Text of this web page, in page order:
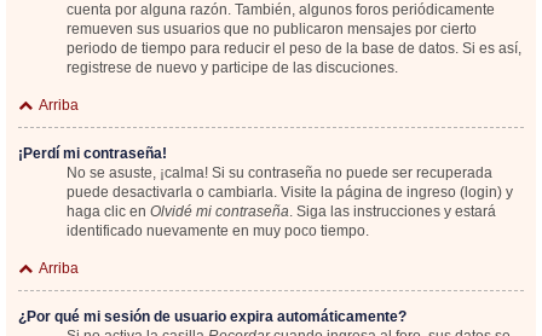
cuenta por alguna razón. También, algunos foros periódicamente
remueven sus usuarios que no publicaron mensajes por cierto
periodo de tiempo para reducir el peso de la base de datos. Si es así,
registrese de nuevo y participe de las discuciones.
Arriba
¡Perdí mi contraseña!
No se asuste, ¡calma! Si su contraseña no puede ser recuperada
puede desactivarla o cambiarla. Visite la página de ingreso (login) y
haga clic en Olvidé mi contraseña. Siga las instrucciones y estará
identificado nuevamente en muy poco tiempo.
Arriba
¿Por qué mi sesión de usuario expira automáticamente?